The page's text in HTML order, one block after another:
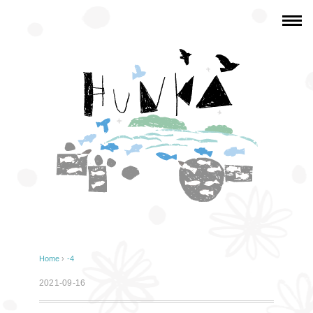
Home › -4
2021-09-16